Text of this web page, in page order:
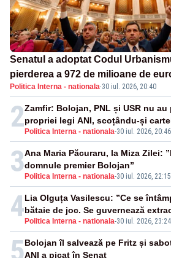
Senatul a adoptat Codul
pierderea a 972 de milioane de
Politica Interna - nationala·30 iul. 2026, 20:40
2 Politica Interna - nationala-30 iul. 2026, 20:46
Zamfir: Bolojan, PNL și USR nu
propriei legi ANI, scoțându-și
3 Politica Interna - nationala-30 iul. 2026, 22:15
Ana Maria Păcuraru, la Miza Zilei:
domnule premier Bolojan”
4 Politica Interna - nationala-30 iul. 2026, 23:24
Lia Olguța Vasilescu: ”Ce se
bătaie de joc. Se guvernează
5Bolojan îl salvează pe Fritz și
ANI a picat în Senat